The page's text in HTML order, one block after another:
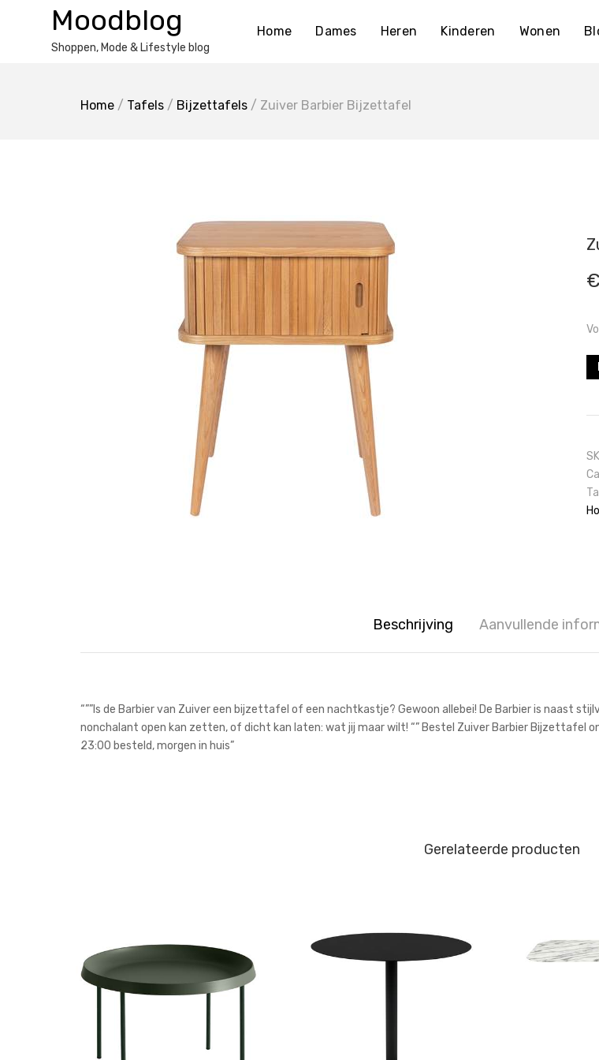
Moodblog
Shoppen, Mode & Lifestyle blog
Home Dames Heren Kinderen Wonen
Home / Tafels / Bijzettafels / Zuiver Barbier Bijzettafel
€
Beschrijving Aanvullende
“””Is de Barbier van Zuiver een bijzettafel of een nachtkastje? Gewoon allebei! De Barbier is naast
nonchalant open kan zetten, of dicht kan laten: wat jij maar wilt! “” Bestel Zuiver Barbier Bijzettafel
23:00 besteld, morgen in huis”
Gerelateerde producten